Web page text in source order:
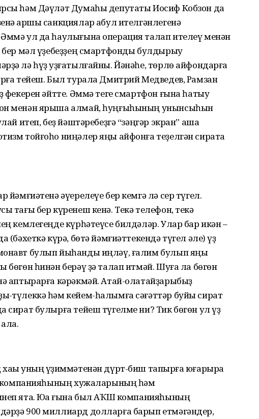
һәм Дәүләт Думаһы депутаты Иосиф Кобзон да
ҡаршы санкциялар ҡабул ителгәнлегенә
ул да һаулығына операция талап ителеү менән
бер мәл үҙебеҙҙең смартфонды булдырыу
лә һүҙ ҡуҙғатылғайны. Йәнәһе, төрлө айфондарға
тейеш. Был турала Дмитрий Медведев, Рамзан
фекерен әйтте. Әммә теге смартфон ғына һатыу
менән ярыша алмай, һуңғыһының унынсыһын
итеп, беҙ йәштәребеҙгә “зәңгәр экран” аша
тойғоһо ниңәлер яңы айфонға теҙелгән сиратҡа
йәмғиәтенә әүерелеүе бер кемгә лә сер түгел.
тағы бер күренеш кенә. Текә телефон, текә
кемлегеңде күрһәтеүсе билдәләр. Улар бар икән –
(бәхеткә күрә, бөтә йәмғиәттекендә түгел әле) үҙ
булып йыһанды иңләү, ғалим булып яңы
һинән берәү ҙә талап итмәй. Шуға ла бөгөн
аптырарға кәрәкмәй. Атай-олатайҙарыбыҙ
түлеккә һәм кейем-һалымға сәғәттәр буйы сират
сират булырға тейеш түгелме ни? Тик бөгөн ул үҙ
уның үҙҡиммәтенән дүрт-биш тапҡырға юғарыраҡ
компанияһының хужаларының һәм
ята. Юҡҡа ғына был АҠШ компанияһының
900 миллиард долларға барып етмәгәндер,